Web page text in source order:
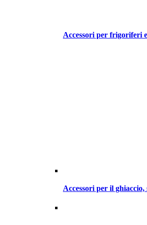
Accessori per frigoriferi
Accessori per il